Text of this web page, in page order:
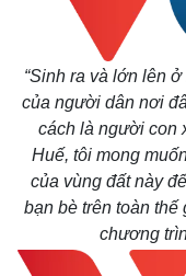
“Sinh ra và lớn lên
của người dân nơi
cách là người con
Huế, tôi mong
của vùng đất này
bạn bè trên toàn
chương